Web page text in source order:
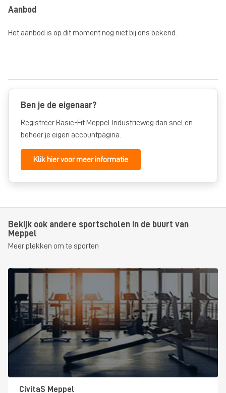
Aanbod
Het aanbod is op dit moment nog niet bij ons bekend.
Ben je de eigenaar?
Registreer Basic-Fit Meppel Industrieweg dan snel en
beheer je eigen accountpagina.
Klik hier voor meer informatie
Bekijk ook andere sportscholen in de buurt van
Meppel
Meer plekken om te sporten
CivitaS Meppel